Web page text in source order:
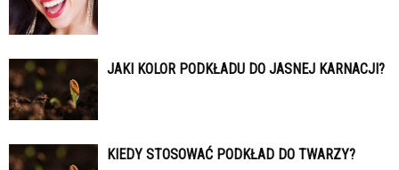
JAKI KOLOR PODKŁADU DO JASNEJ KARNACJI?
KIEDY STOSOWAĆ PODKŁAD DO TWARZY?